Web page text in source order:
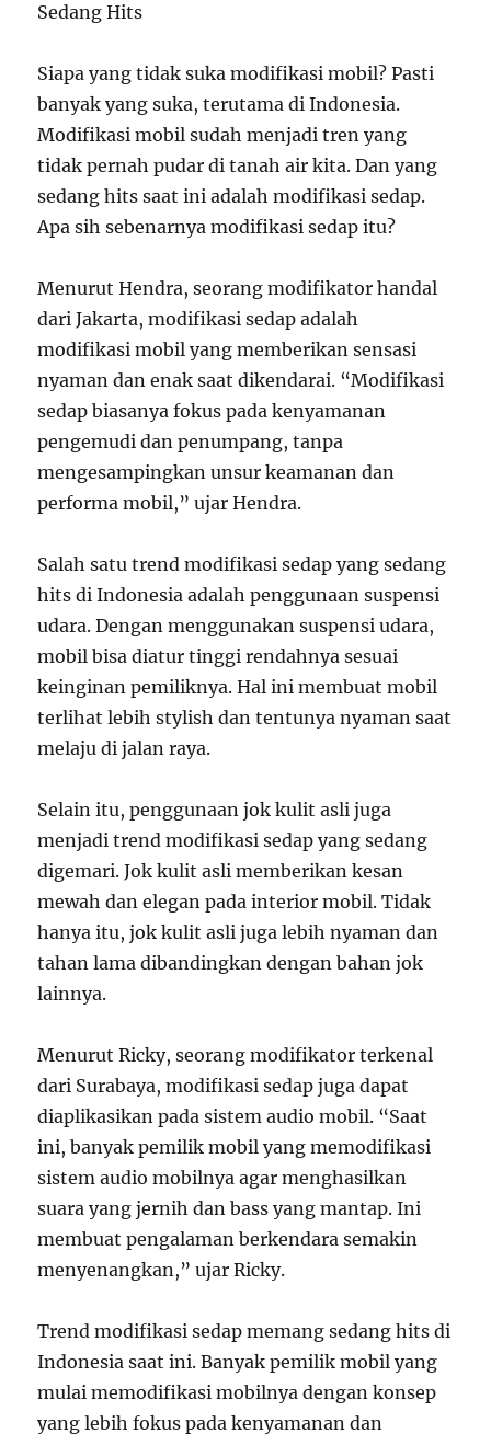
Sedang Hits
Siapa yang tidak suka modifikasi mobil? Pasti
banyak yang suka, terutama di Indonesia.
Modifikasi mobil sudah menjadi tren yang
tidak pernah pudar di tanah air kita. Dan yang
sedang hits saat ini adalah modifikasi sedap.
Apa sih sebenarnya modifikasi sedap itu?
Menurut Hendra, seorang modifikator handal
dari Jakarta, modifikasi sedap adalah
modifikasi mobil yang memberikan sensasi
nyaman dan enak saat dikendarai. “Modifikasi
sedap biasanya fokus pada kenyamanan
pengemudi dan penumpang, tanpa
mengesampingkan unsur keamanan dan
performa mobil,” ujar Hendra.
Salah satu trend modifikasi sedap yang sedang
hits di Indonesia adalah penggunaan suspensi
udara. Dengan menggunakan suspensi udara,
mobil bisa diatur tinggi rendahnya sesuai
keinginan pemiliknya. Hal ini membuat mobil
terlihat lebih stylish dan tentunya nyaman saat
melaju di jalan raya.
Selain itu, penggunaan jok kulit asli juga
menjadi trend modifikasi sedap yang sedang
digemari. Jok kulit asli memberikan kesan
mewah dan elegan pada interior mobil. Tidak
hanya itu, jok kulit asli juga lebih nyaman dan
tahan lama dibandingkan dengan bahan jok
lainnya.
Menurut Ricky, seorang modifikator terkenal
dari Surabaya, modifikasi sedap juga dapat
diaplikasikan pada sistem audio mobil. “Saat
ini, banyak pemilik mobil yang memodifikasi
sistem audio mobilnya agar menghasilkan
suara yang jernih dan bass yang mantap. Ini
membuat pengalaman berkendara semakin
menyenangkan,” ujar Ricky.
Trend modifikasi sedap memang sedang hits di
Indonesia saat ini. Banyak pemilik mobil yang
mulai memodifikasi mobilnya dengan konsep
yang lebih fokus pada kenyamanan dan